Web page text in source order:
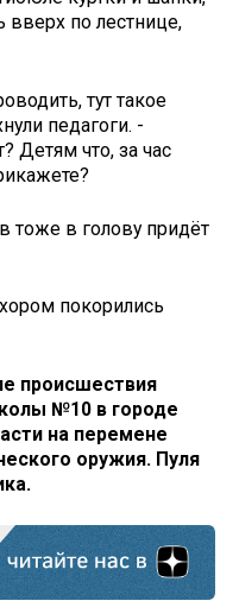
вверх по лестнице,
тут такое
педагоги. -
Детям что, за час
тоже в голову придёт
покорились
происшествия
№10 в городе
на перемене
оружия. Пуля